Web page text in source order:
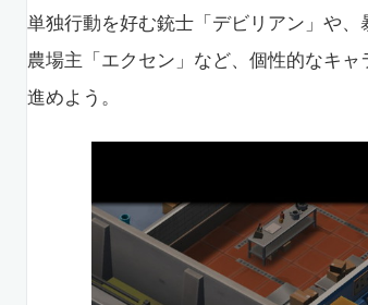
単独行動を好む銃士「デビリアン」や
農場主「エクセン」など、個性的なキ
進めよう。